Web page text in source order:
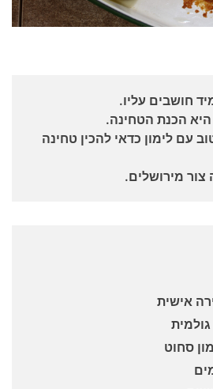
חושבים עליו.
הכנת הטחינה.
עם לימון כדאי להכין טחינה
צור מירושלים.